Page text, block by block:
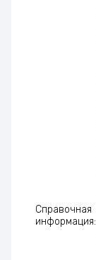
Справочная
информация: